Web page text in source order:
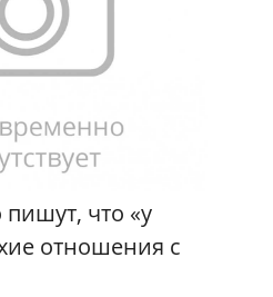
что «у
отношения с